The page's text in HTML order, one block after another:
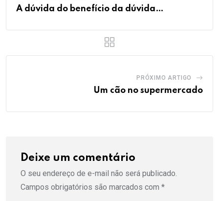
A dúvida do benefício da dúvida…
PRÓXIMO ARTIGO
Um cão no supermercado
Deixe um comentário
O seu endereço de e-mail não será publicado.
Campos obrigatórios são marcados com *